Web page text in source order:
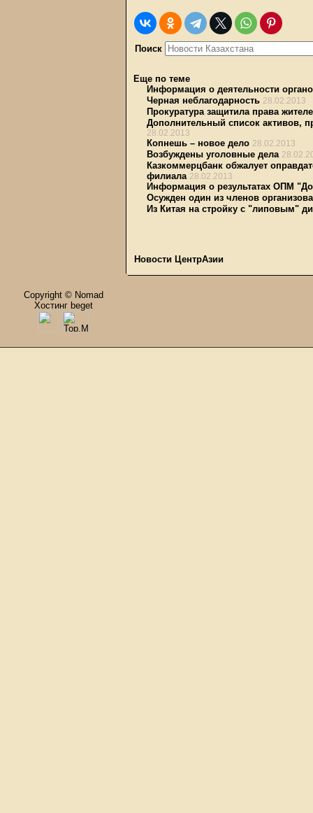
Поиск
Еще по теме
Информация о деятельности
Черная неблагодарность 28.02.2013
Прокуратура защитила права
Дополнительный список активов,
28.02.2013
Копнешь – новое дело 28.02.2013
Возбуждены уголовные дела
Казкоммерцбанк обжалует
филиала 28.02.2013
Информация о результатах ОПМ
Осужден один из членов
Из Китая на стройку с "липовым"
Новости ЦентрАзии
Copyright © Nomad
Хостинг beget